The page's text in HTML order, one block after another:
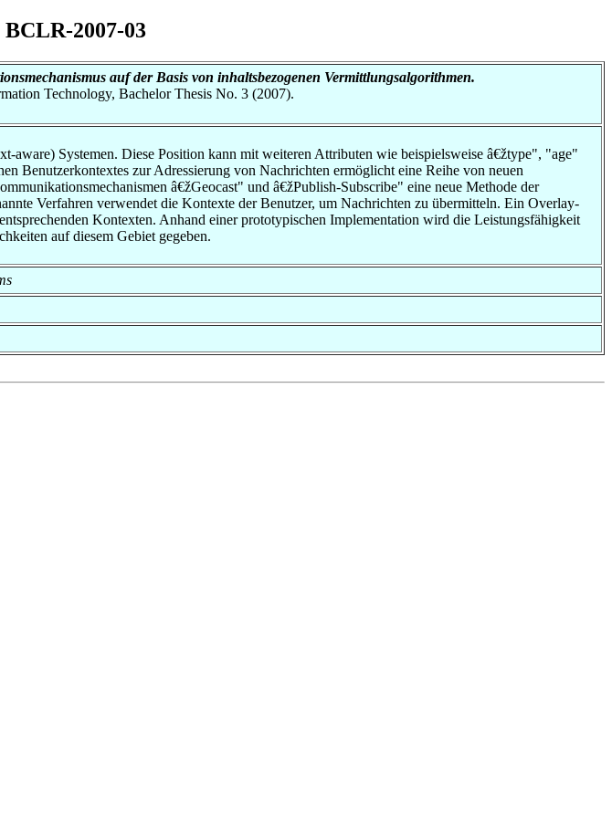
2007-03
auf der Basis von inhaltsbezogenen Vermittlungsalgorithmen.
Technology, Bachelor Thesis No. 3 (2007).
aware) Systemen. Diese Position kann mit weiteren Attributen wie beispielsweise â€žtype", "age"
Benutzerkontextes zur Adressierung von Nachrichten ermöglicht eine Reihe von neuen
â€žGeocast" und â€žPublish-Subscribe" eine neue Methode der
Verfahren verwendet die Kontexte der Benutzer, um Nachrichten zu übermitteln. Ein Overlay-
Kontexten. Anhand einer prototypischen Implementation wird die Leistungs­fähigkeit
auf diesem Gebiet gegeben.